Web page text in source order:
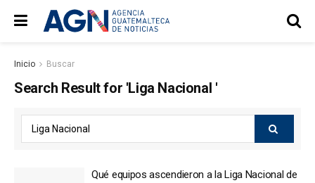
Inicio Buscar
Search Result for 'Liga Nacional '
Qué equipos ascendieron a la Liga Nacional de